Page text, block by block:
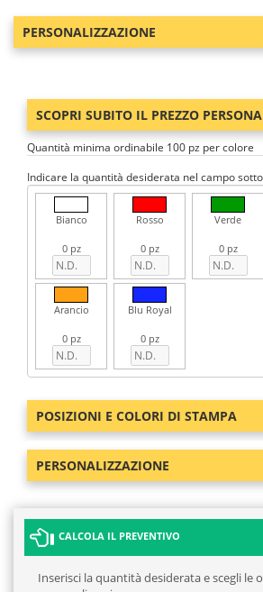
PERSONALIZZAZIONE
SCOPRI SUBITO IL PREZZO
Quantità minima ordinabile 100 pz per colore
Indicare la quantità desiderata nel campo
Bianco
0 pz
Rosso
0 pz
Verde
0 pz
Arancio
0 pz
Blu Royal
0 pz
POSIZIONI E COLORI DI STAMPA
PERSONALIZZAZIONE
CALCOLA IL PREVENTIVO
Inserisci la quantità desiderata e scegli le